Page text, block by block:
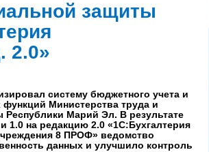
защиты
2.0»
систему бюджетного учета и
функций Министерства труда и
Марий Эл. В результате
1.0 на редакцию 2.0 «1С:Бухгалтерия
8 ПРОФ» ведомство
данных и улучшило контроль